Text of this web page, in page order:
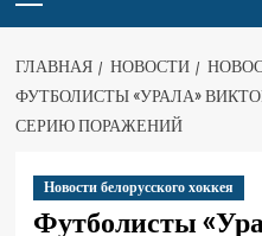
ГЛАВНАЯ НОВОСТИ
ФУТБОЛИСТЫ «УРАЛА»
СЕРИЮ ПОРАЖЕНИЙ
Новости белорусского хоккея
Футболисты